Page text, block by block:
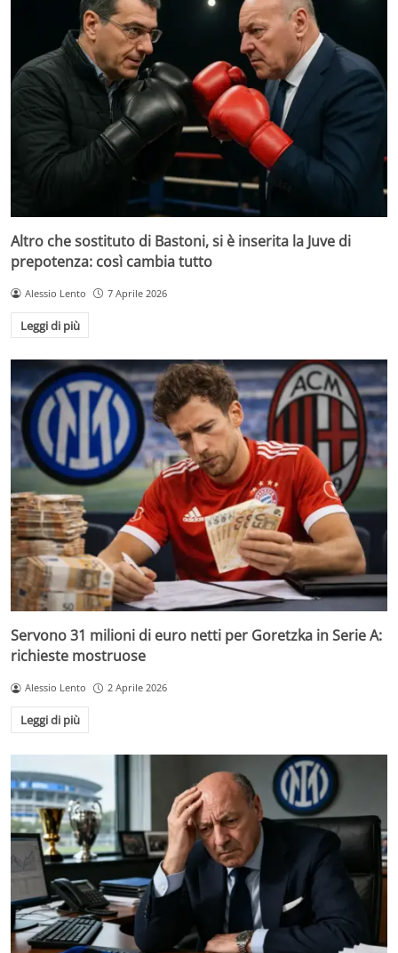
Altro che sostituto di Bastoni, si è inserita la Juve di
prepotenza: così cambia tutto
Alessio Lento 7 Aprile 2026
Leggi di più
Servono 31 milioni di euro netti per Goretzka in Serie A:
richieste mostruose
Alessio Lento 2 Aprile 2026
Leggi di più